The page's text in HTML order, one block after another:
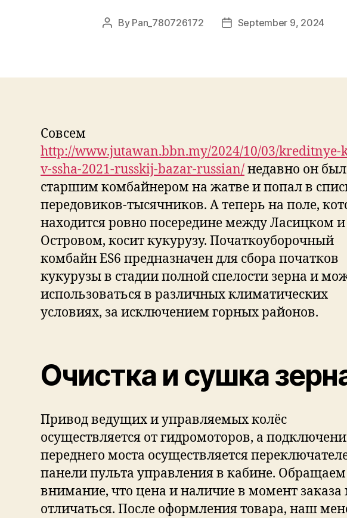
By Pan_780726172 September 9, 2024
Совсем
http://www.jutawan.bbn.my/2024/10/03/kreditnye-
v-ssha-2021-russkij-bazar-russian/недавно он был
старшим комбайнером на жатве и попал в
передовиков-тысячников. А теперь на поле,
находится ровно посередине между Ласицком и
Островом, косит кукурузу. Початкоуборочный
комбайн ES6 предназначен для сбора початков
кукурузы в стадии полной спелости зерна и
использоваться в различных климатических
условиях, за исключением горных районов.
Очистка и сушка
Привод ведущих и управляемых колёс
осуществляется от гидромоторов, а
переднего моста осуществляется
панели пульта управления в кабине.
внимание, что цена и наличие в момент
отличаться. После оформления товара, наш